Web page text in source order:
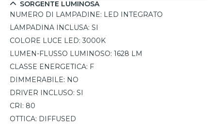
SORGENTE LUMINOSA
NUMERO DI LAMPADINE: LED INTEGRATO
LAMPADINA INCLUSA: SI
COLORE LUCE LED: 3000K
LUMEN-FLUSSO LUMINOSO: 1628 LM
CLASSE ENERGETICA: F
DIMMERABILE: NO
DRIVER INCLUSO: SI
CRI: 80
OTTICA: DIFFUSED